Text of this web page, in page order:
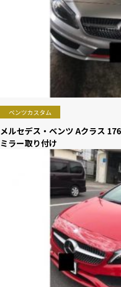
ベンツカスタム
メルセデス・ベンツ Aクラス
ミラー取り付け